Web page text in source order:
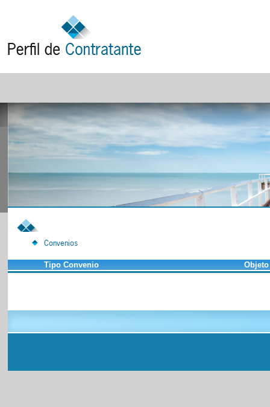
Convenios
Tipo Convenio Objeto